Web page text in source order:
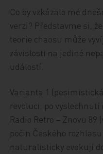
Co by vzkázalo mé
verzi? Představme si,
teorie chaosu může
závislosti na jediné
událostí.
Varianta 1
revoluci: po
Radio Retro – Znovu 89
počin Českého
naturalisticky evokují